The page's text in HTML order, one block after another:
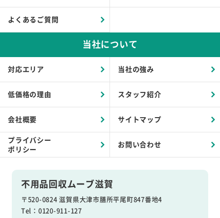
不用品回収ムーブ滋賀
〒520-0824 滋賀県大津市膳所平尾町847番地4
Tel：0120-911-127
よくあるご質問
当社について
対応エリア 当社の強み
低価格の理由 スタッフ紹介
会社概要 サイトマップ
プライバシー
ポリシー
お問い合わせ